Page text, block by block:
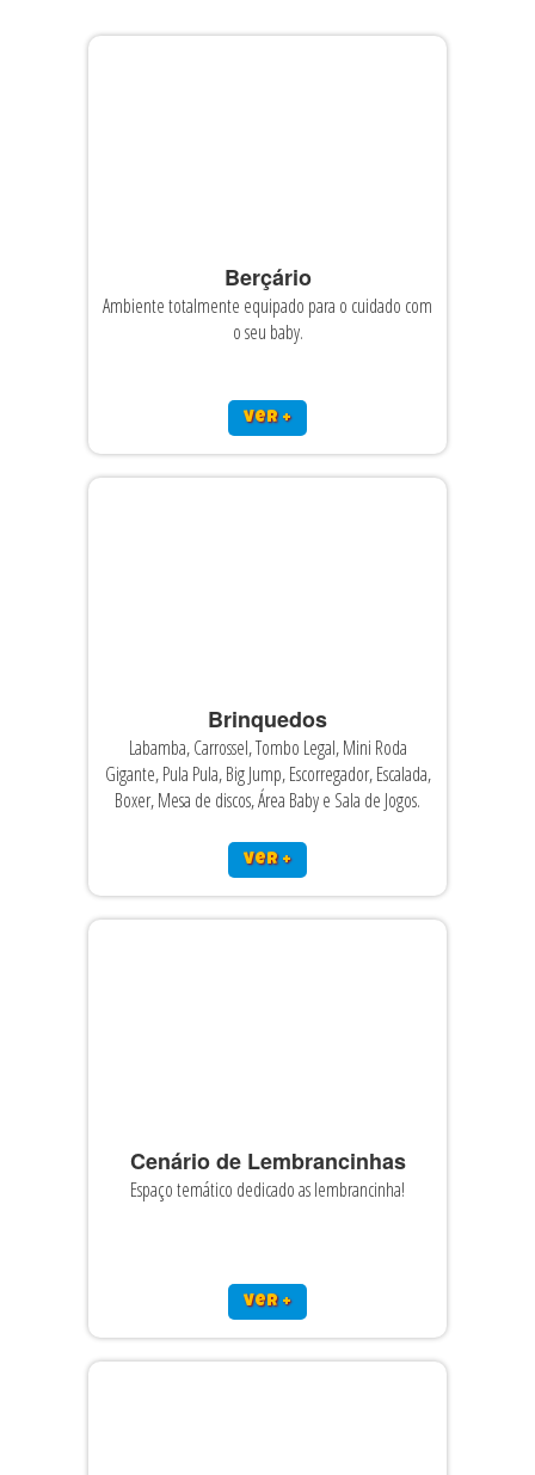
Berçário
Ambiente totalmente equipado para o cuidado com
o seu baby.
ver +
Brinquedos
Labamba, Carrossel, Tombo Legal, Mini Roda
Gigante, Pula Pula, Big Jump, Escorregador, Escalada,
Boxer, Mesa de discos, Área Baby e Sala de Jogos.
ver +
Cenário de Lembrancinhas
Espaço temático dedicado as lembrancinha!
ver +